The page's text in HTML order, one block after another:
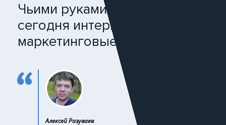
Чьими руками реализуются
сегодня интернет-
маркетинговые активности?
Алексей Разуваев